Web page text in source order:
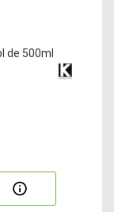
de 500ml